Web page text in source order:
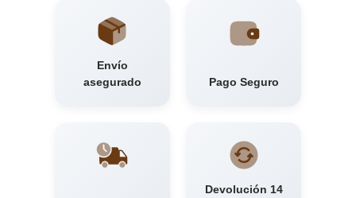
Envío
asegurado
Pago Seguro
Devolución 14